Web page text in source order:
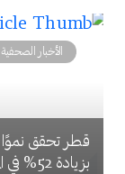
الأخبار الصحفية